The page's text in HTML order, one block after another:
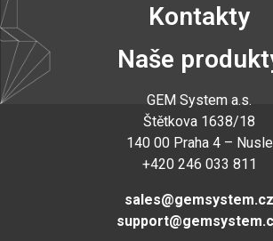
Kontakty
Naše
GEM System a.s.
Štětkova 1638/18
140 00 Praha 4 – Nusle
+420 246 033 811
sales@gemsystem.cz